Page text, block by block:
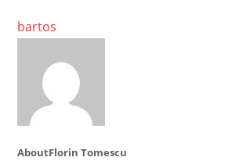
bartos
AboutFlorin Tomescu